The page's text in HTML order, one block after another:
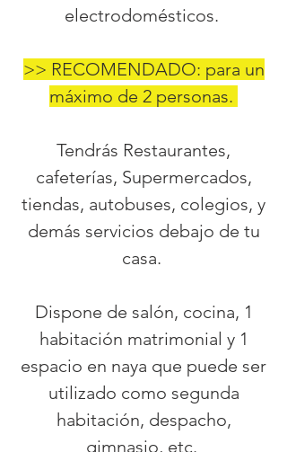
electrodomésticos.
>> RECOMENDADO: para un
máximo de 2 personas.
Tendrás Restaurantes,
cafeterías, Supermercados,
tiendas, autobuses, colegios, y
demás servicios debajo de tu
casa.
Dispone de salón, cocina, 1
habitación matrimonial y 1
espacio en naya que puede ser
utilizado como segunda
habitación, despacho,
gimnasio, etc.